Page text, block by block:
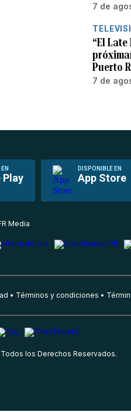
7 de
“El
Puerto
7 de
Play
DISPONIBLE EN
App Store
Media
Términos y condiciones
Todos los Derechos Reservados.